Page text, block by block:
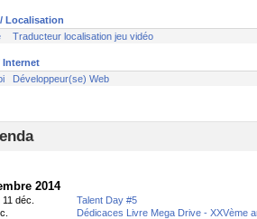
Localisation
Traducteur localisation jeu vidéo
Internet
Développeur(se) Web
2014
déc.
Talent Day #5
Dédicaces Livre Mega Drive - XXVème